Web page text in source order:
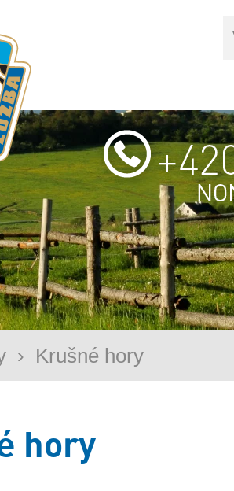
› Krušné hory
hory